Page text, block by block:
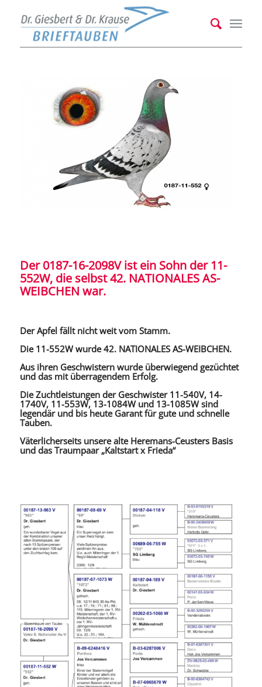
Der 0187-16-2098V ist ein Sohn der 11-
552W, die selbst 42. NATIONALES AS-
WEIBCHEN war.
Der Apfel fällt nicht weit vom Stamm.
Die 11-552W wurde 42. NATIONALES AS-WEIBCHEN.
Aus ihren Geschwistern wurde überwiegend gezüchtet
und das mit überragendem Erfolg.
Die Zuchtleistungen der Geschwister 11-540V, 14-
1740V, 11-553W, 13-1084W und 13-1085W sind
legendär und bis heute Garant für gute und schnelle
Tauben.
Väterlicherseits unsere alte Heremans-Ceusters Basis
und das Traumpaar „Kaltstart x Frieda“